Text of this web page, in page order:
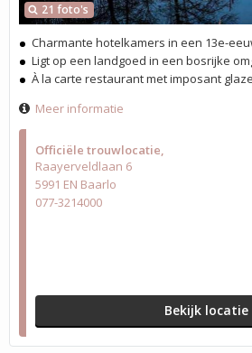
Officiële trouwlocatie
Raayerveldlaan 6
5991 EN Baarlo
077-3214000
Bekijk locatie
21 foto's
Charmante hotelkamers in een 13e-
Ligt op een landgoed in een bosrijke
À la carte restaurant met imposant
Meer informatie